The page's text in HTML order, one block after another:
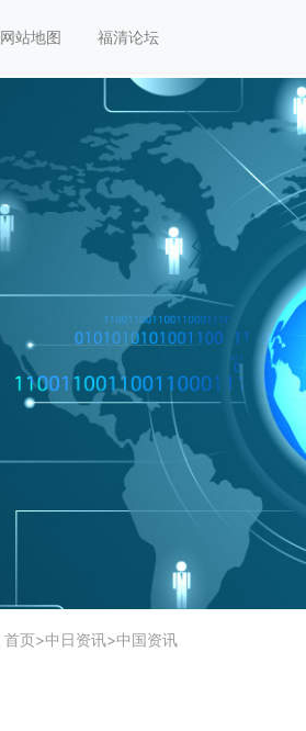
网站地图 福清论坛
首页>中日资讯>中国资讯